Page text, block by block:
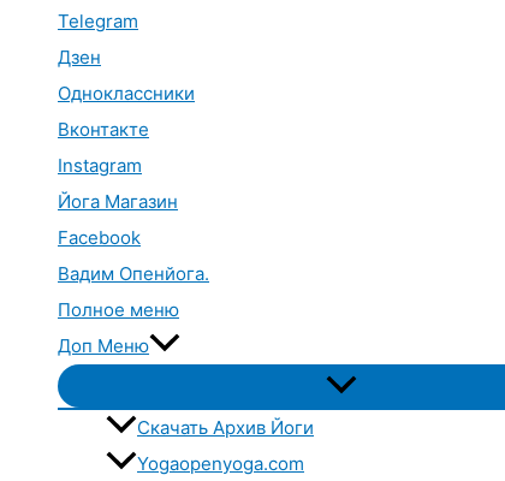
Telegram
Дзен
Одноклассники
Вконтакте
Instagram
Йога Магазин
Facebook
Вадим Опенйога.
Полное меню
Доп Меню
Переключатель
меню
Скачать Архив Йоги
Yogaopenyoga.com